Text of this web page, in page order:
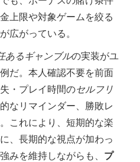
上限や対象ゲームを絞る
が広がっている。
あるギャンブルの実装がユ
だ。本人確認不要を前面
・プレイ時間のセルフリ
なリマインダー、勝敗レ
これにより、短期的な楽
、長期的な視点が加わっ
みを維持しながらも、 プ